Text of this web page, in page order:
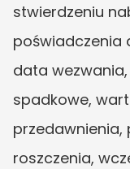
stwierdzeniu
poświadczenia
data wezwania,
spadkowe,
przedawnienia,
roszczenia,